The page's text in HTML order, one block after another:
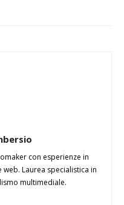
con esperienze in
Laurea specialistica in
multimediale.